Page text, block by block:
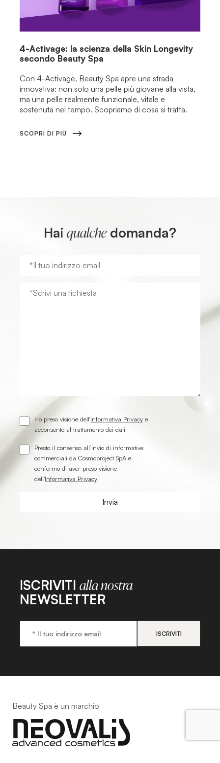
4-Activage: la scienza della Skin Longevity
secondo Beauty Spa
Con 4-Activage, Beauty Spa apre una strada
innovativa: non solo una pelle più giovane alla vista,
ma una pelle realmente funzionale, vitale e
sostenuta nel tempo. Scopriamo di cosa si tratta.
SCOPRI DI PIÙ
Hai qualchedomanda?
Ho preso visione dell'Informativa Privacy e
acconsento al trattamento dei dati
Presto il consenso all’invio di informative
commerciali da Cosmoproject SpA e
confermo di aver preso visione
dell'Informativa Privacy
ISCRIVITI alla nostra
NEWSLETTER
Beauty Spa è un marchio